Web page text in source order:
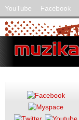
YouTube Facebook